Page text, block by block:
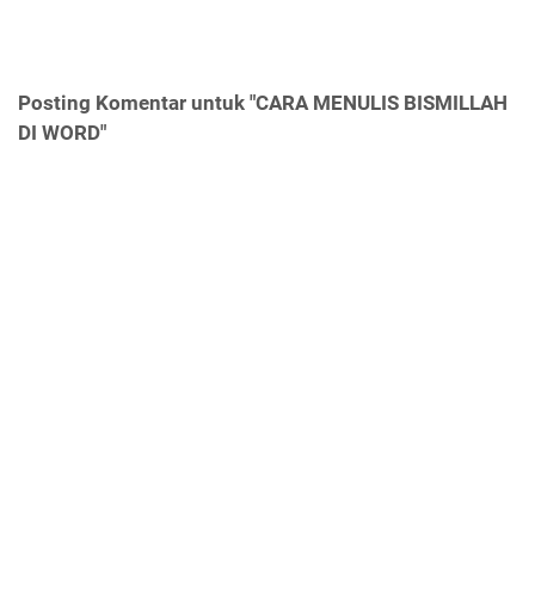
Posting Komentar untuk "CARA MENULIS BISMILLAH
DI WORD"